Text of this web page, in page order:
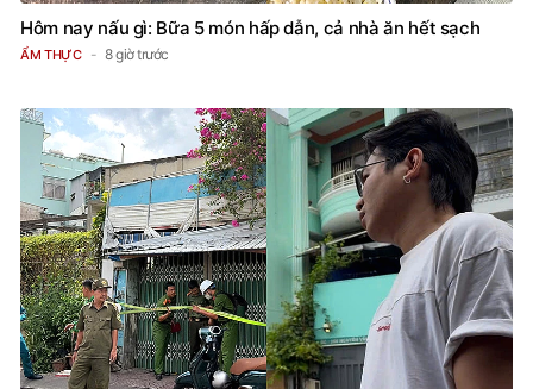
Hôm nay nấu gì: Bữa 5 món hấp dẫn, cả nhà ăn hết sạch
ẨM THỰC 8 giờ trước